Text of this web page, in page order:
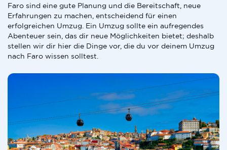
Faro sind eine gute Planung und die Bereitschaft, neue
Erfahrungen zu machen, entscheidend für einen
erfolgreichen Umzug. Ein Umzug sollte ein aufregendes
Abenteuer sein, das dir neue Möglichkeiten bietet; deshalb
stellen wir dir hier die Dinge vor, die du vor deinem Umzug
nach Faro wissen solltest.